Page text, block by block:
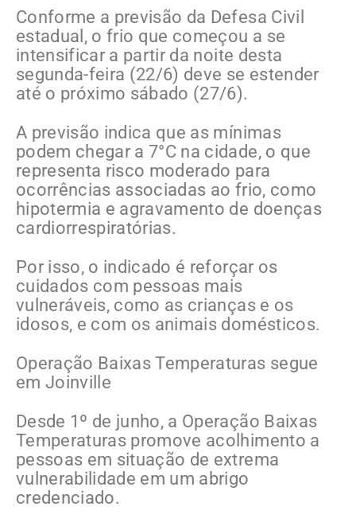
Conforme a previsão da Defesa Civil
estadual, o frio que começou a se
intensificar a partir da noite desta
segunda-feira (22/6) deve se estender
até o próximo sábado (27/6).
A previsão indica que as mínimas
podem chegar a 7°C na cidade, o que
representa risco moderado para
ocorrências associadas ao frio, como
hipotermia e agravamento de doenças
cardiorrespiratórias.
Por isso, o indicado é reforçar os
cuidados com pessoas mais
vulneráveis, como as crianças e os
idosos, e com os animais domésticos.
Operação Baixas Temperaturas segue
em Joinville
Desde 1º de junho, a Operação Baixas
Temperaturas promove acolhimento a
pessoas em situação de extrema
vulnerabilidade em um abrigo
credenciado.